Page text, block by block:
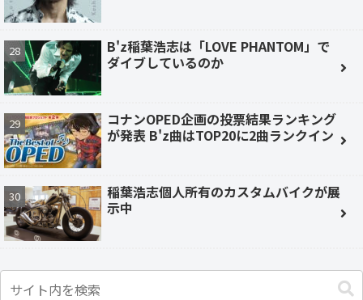
B'z稲葉浩志は「LOVE PHANTOM」で
ダイブしているのか
コナンOPED企画の投票結果ランキング
が発表 B'z曲はTOP20に2曲ランクイン
稲葉浩志個人所有のカスタムバイクが展
示中